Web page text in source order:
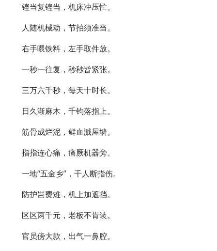
铿当复铿当，机床冲压忙。
人随机械动，节拍须准当。
右手喂铁料，左手取件放。
一秒一往复，秒秒皆紧张。
三万六千秒，每天十时长。
日久渐麻木，千钧落指上。
筋骨成烂泥，鲜血溅屋墙。
指指连心痛，痛厥机器旁。
一地“五金乡”，千人断指伤。
防护岂费难，机上加遮挡。
区区两千元，老板不肯装。
官员傍大款，出气一鼻腔。